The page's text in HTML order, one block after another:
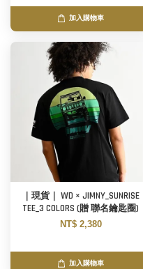
加入購物車
｜現貨｜ WD × JIMNY_SUNRISE
TEE_3 COLORS (贈 聯名鑰匙圈)
NT$ 2,380
加入購物車